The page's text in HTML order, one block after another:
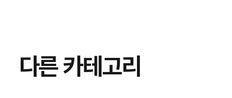
다른 카테고리